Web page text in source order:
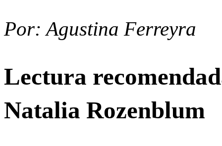
Por: Agustina Ferreyra
Lectura
Natalia Rozenblum